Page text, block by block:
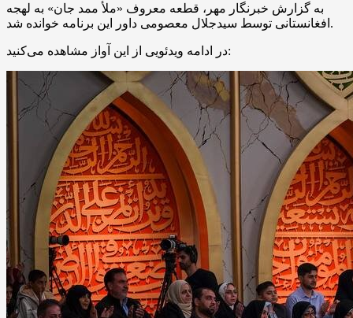
به گزارش خبرنگار مهر، قطعه معروف «ملأ ممد جان» به لهجه
افغانستانی توسط سیدجلال معصومی داور این برنامه خوانده شد.
در ادامه ویدئویی از این آواز مشاهده می‌کنید: